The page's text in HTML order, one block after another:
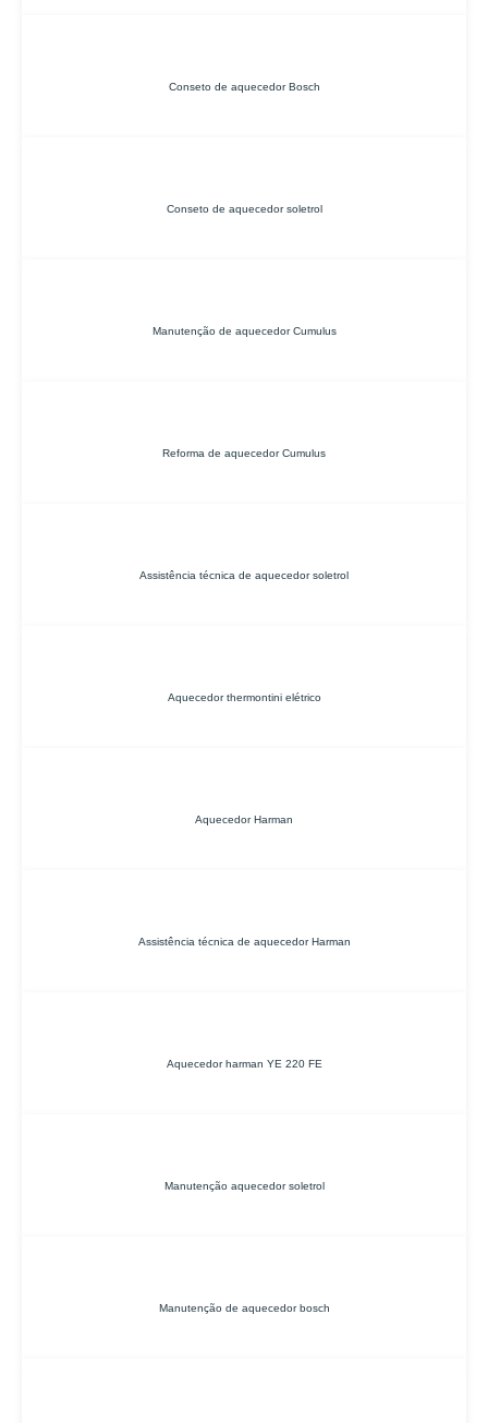
Conseto de aquecedor Bosch
Conseto de aquecedor soletrol
Manutenção de aquecedor Cumulus
Reforma de aquecedor Cumulus
Assistência técnica de aquecedor soletrol
Aquecedor thermontini elétrico
Aquecedor Harman
Assistência técnica de aquecedor Harman
Aquecedor harman YE 220 FE
Manutenção aquecedor soletrol
Manutenção de aquecedor bosch